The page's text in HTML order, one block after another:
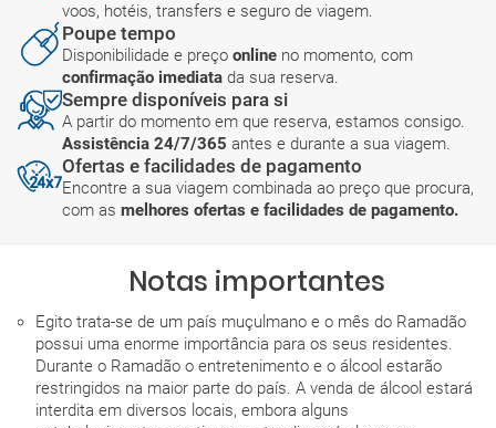
voos, hotéis, transfers e seguro de viagem.
Poupe tempo
Disponibilidade e preço online no momento, com
confirmação imediata da sua reserva.
Sempre disponíveis para si
A partir do momento em que reserva, estamos consigo.
Assistência 24/7/365 antes e durante a sua viagem.
Ofertas e facilidades de pagamento
Encontre a sua viagem combinada ao preço que procura,
com as melhores ofertas e facilidades de pagamento.
Notas importantes
Egito trata-se de um país muçulmano e o mês do Ramadão
possui uma enorme importância para os seus residentes.
Durante o Ramadão o entretenimento e o álcool estarão
restringidos na maior parte do país. A venda de álcool estará
interdita em diversos locais, embora alguns